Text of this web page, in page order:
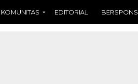
KOMUNITAS EDITORIAL